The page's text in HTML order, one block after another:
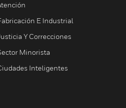
E Industrial
Y Correcciones
Minorista
Inteligentes